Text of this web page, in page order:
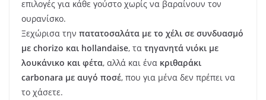
επιλογές για κάθε γούστο χωρίς να βαραίνουν τον
ουρανίσκο.
Ξεχώρισα την πατατοσαλάτα με το χέλι σε συνδυασμό
με chorizo και hollandaise, τα τηγανητά νιόκι με
λουκάνικο και φέτα, αλλά και ένα κριθαράκι
carbonara με αυγό ποσέ, που για μένα δεν πρέπει να
το χάσετε.